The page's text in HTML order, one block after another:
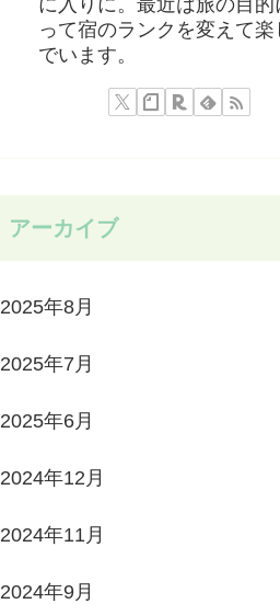
に入りに。最近は旅の目的
って宿のランクを変えて楽
でいます。
アーカイブ
2025年8月
2025年7月
2025年6月
2024年12月
2024年11月
2024年9月